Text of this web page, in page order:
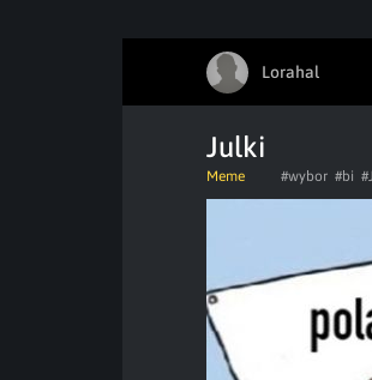
Lorahal
Julki
Meme #wybor #bi